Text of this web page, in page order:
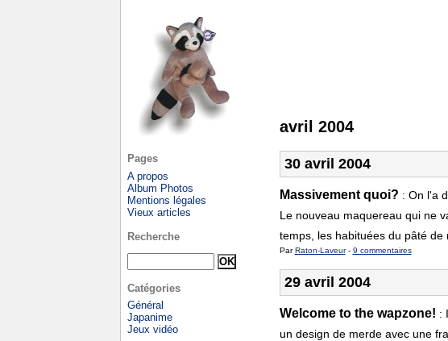
avril 2004
30 avril 2004
Massivement quoi? : On l'a
Le nouveau maquereau qui ne
temps, les habituées du pâté de
ParRaton-Laveur- 9 commentaires
29 avril 2004
Welcome to the wapzone! :
un design de merde avec une
Pages
A propos
Album Photos
Mentions légales
Vieux articles
Recherche
Catégories
Général
Japanime
Jeux vidéo